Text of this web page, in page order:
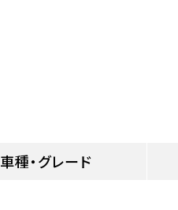
車種・グレード